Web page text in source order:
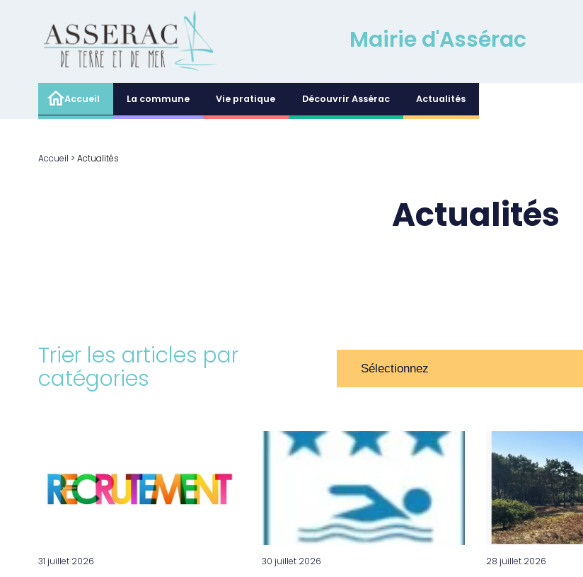
Mairie d'Assérac
Accueil La commune Vie pratique Découvrir Assérac Actualités
Accueil > Actualités
Actualités
Trier les articles par
catégories
31 juillet 2026 30 juillet 2026 28 juillet 2026